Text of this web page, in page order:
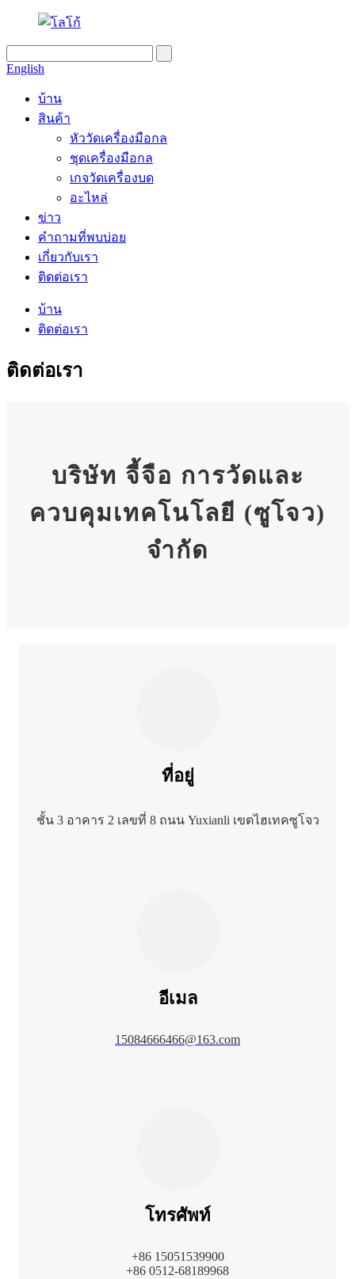
English
บ้าน
สินค้า
หัววัดเครื่องมือกล
ชุดเครื่องมือกล
เกจวัดเครื่องบด
อะไหล่
ข่าว
คำถามที่พบบ่อย
เกี่ยวกับเรา
ติดต่อเรา
บ้าน
ติดต่อเรา
ติดต่อเรา
บริษัท จี้จือ การวัดและ
ควบคุมเทคโนโลยี (ซูโจว)
จำกัด
ที่อยู่
ชั้น 3 อาคาร 2 เลขที่ 8 ถนน Yuxianli เขตไฮเทคซูโจว
อีเมล
15084666466@163.com
โทรศัพท์
+86 15051539900
+86 0512-68189968